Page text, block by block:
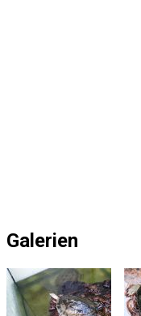
Galerien